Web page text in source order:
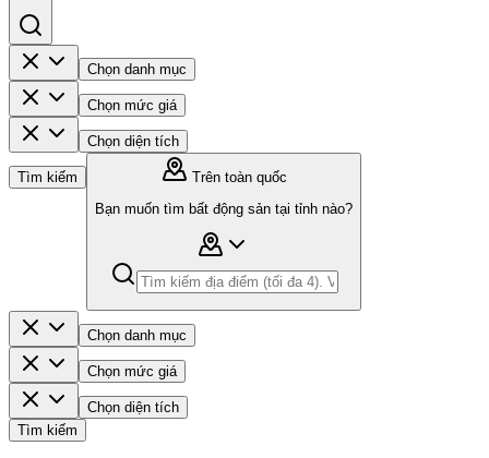
Chọn danh mục
Chọn mức giá
Chọn diện tích
Tìm kiếm
Trên toàn quốc
Bạn muốn tìm bất động sản tại tỉnh nào?
Chọn danh mục
Chọn mức giá
Chọn diện tích
Tìm kiếm